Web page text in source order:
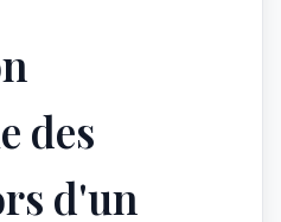
des
d'un